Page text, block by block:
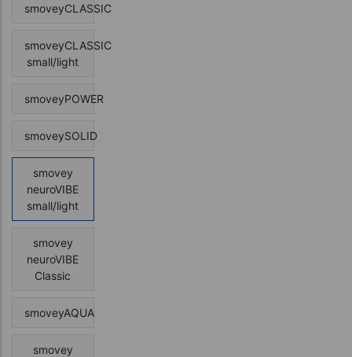
smoveyCLASSIC
smoveyCLASSIC
small/light
smoveyPOWER
smoveySOLID
smovey
neuroVIBE
small/light
smovey
neuroVIBE
Classic
smoveyAQUA
smovey